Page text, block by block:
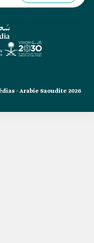
- Arabie Saoudite 2026